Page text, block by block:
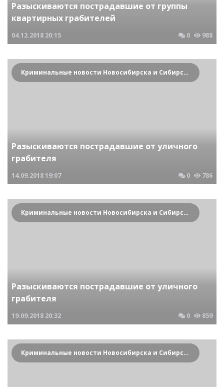
Разыскиваются пострадавшие от группы
квартирных грабителей
04.12.2018 20:15 0 988
Криминальные новости Новосибирска и Сибирского региона
Разыскиваются пострадавшие от уличного
грабителя
14.09.201819:07 0 786
Криминальные новости Новосибирска и Сибирского региона
Разыскиваются пострадавшие от уличного
грабителя
19.09.2018 20:32 0 859
Криминальные новости Новосибирска и Сибирского региона